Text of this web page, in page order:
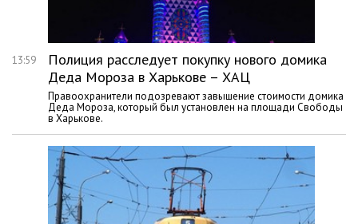
13:59
Полиция расследует покупку нового домика
Деда Мороза в Харькове – ХАЦ
Правоохранители подозревают завышение стоимости домика
Деда Мороза, который был установлен на площади Свободы
в Харькове.